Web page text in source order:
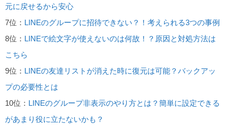
元に戻せるから安心
7位： LINEのグループに招待できない？！考えられる3つの事例
8位： LINEで絵文字が使えないのは何故！？原因と対処方法は
こちら
9位： LINEの友達リストが消えた時に復元は可能？バックアッ
プの必要性とは
10位： LINEのグループ非表示のやり方とは？簡単に設定できる
があまり役に立たないかも？